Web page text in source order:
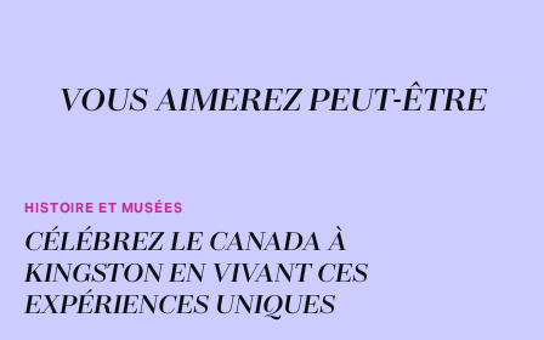
VOUS AIMEREZ PEUT-ÊTRE
HISTOIRE ET MUSÉES
CÉLÉBREZ LE CANADA À
KINGSTON EN VIVANT CES
EXPÉRIENCES UNIQUES